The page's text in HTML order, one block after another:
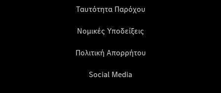
Ταυτότητα Παρόχου
Νομικές Υποδείξεις
Πολιτική Απορρήτου
Social Media